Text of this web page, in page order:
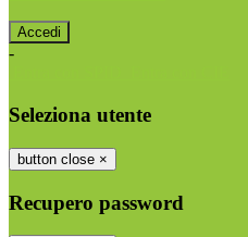
-
Seleziona utente
button close ×
Recupero password